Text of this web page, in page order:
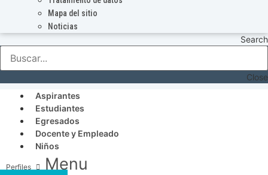
Mapa del sitio
Noticias
Search
Close
Aspirantes
Estudiantes
Egresados
Docente y Empleado
Niños
Menu